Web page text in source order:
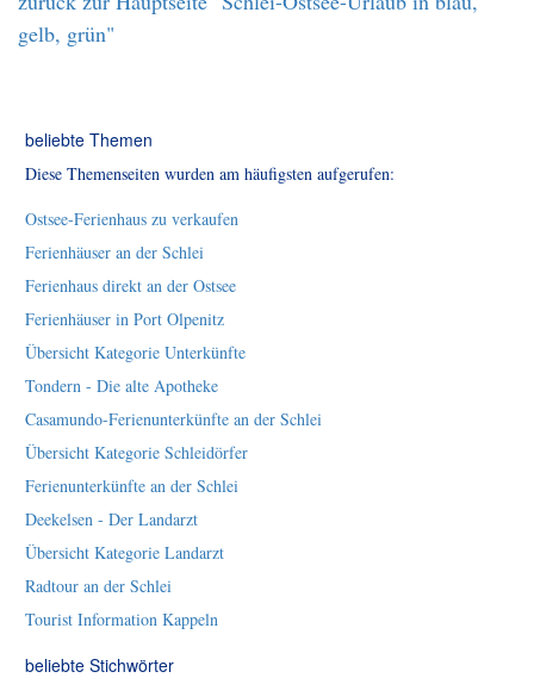
gelb, grün"
beliebte Themen
Diese Themenseiten wurden am häufigsten aufgerufen:
Ostsee-Ferienhaus zu verkaufen
Ferienhäuser an der Schlei
Ferienhaus direkt an der Ostsee
Ferienhäuser in Port Olpenitz
Übersicht Kategorie Unterkünfte
Tondern - Die alte Apotheke
Casamundo-Ferienunterkünfte an der Schlei
Übersicht Kategorie Schleidörfer
Ferienunterkünfte an der Schlei
Deekelsen - Der Landarzt
Übersicht Kategorie Landarzt
Radtour an der Schlei
Tourist Information Kappeln
beliebte Stichwörter